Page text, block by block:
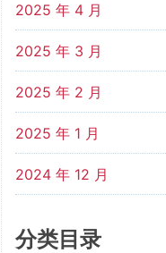
2025 年 4 月
2025 年 3 月
2025 年 2 月
2025 年 1 月
2024 年 12 月
分类目录